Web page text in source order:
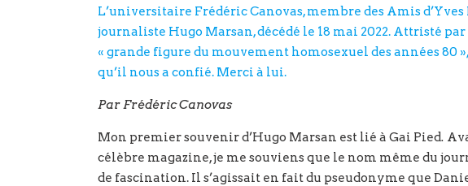
L’universitaire Frédéric Canovas, membre des Amis
journaliste Hugo Marsan, décédé le 18 mai 2022. Attristé
« grande figure du mouvement homosexuel des années 80
qu’il nous a confié. Merci à lui.
Par Frédéric Canovas
Mon premier souvenir d’Hugo Marsan est lié à Gai Pied.
célèbre magazine, je me souviens que le nom même du
de fascination. Il s’agissait en fait du pseudonyme que